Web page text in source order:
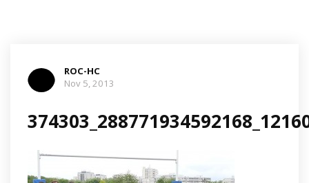
ROC-HC
Nov 5, 2013